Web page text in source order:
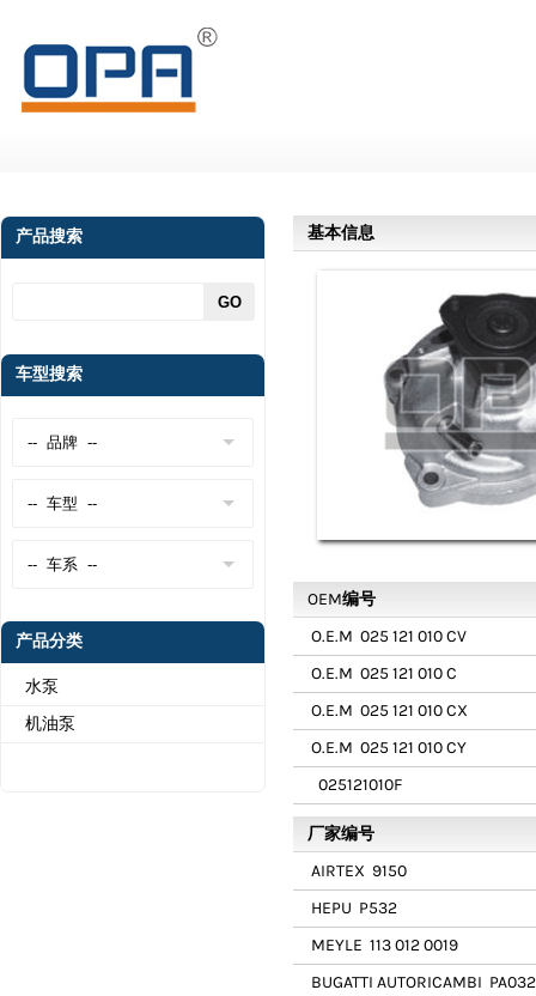
产品搜索
车型搜索
产品分类
水泵
机油泵
基本信息
OEM编号
O.E.M 025 121 010 CV
O.E.M 025 121 010 C
O.E.M 025 121 010 CX
O.E.M 025 121 010 CY
025121010F
厂家编号
AIRTEX 9150
HEPU P532
MEYLE 113 012 0019
BUGATTI AUTORICAMBI